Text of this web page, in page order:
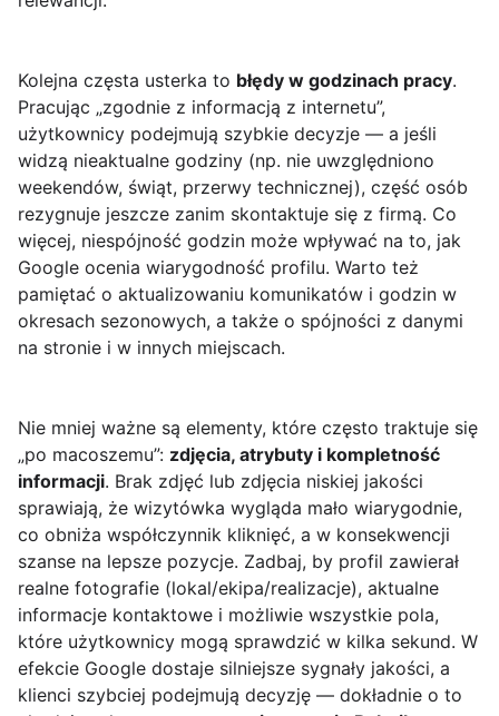
Kolejna częsta usterka to błędy w godzinach pracy.
Pracując „zgodnie z informacją z internetu”,
użytkownicy podejmują szybkie decyzje — a jeśli
widzą nieaktualne godziny (np. nie uwzględniono
weekendów, świąt, przerwy technicznej), część osób
rezygnuje jeszcze zanim skontaktuje się z firmą. Co
więcej, niespójność godzin może wpływać na to, jak
Google ocenia wiarygodność profilu. Warto też
pamiętać o aktualizowaniu komunikatów i godzin w
okresach sezonowych, a także o spójności z danymi
na stronie i w innych miejscach.
Nie mniej ważne są elementy, które często traktuje się
„po macoszemu”: zdjęcia, atrybuty i kompletność
informacji. Brak zdjęć lub zdjęcia niskiej jakości
sprawiają, że wizytówka wygląda mało wiarygodnie,
co obniża współczynnik kliknięć, a w konsekwencji
szanse na lepsze pozycje. Zadbaj, by profil zawierał
realne fotografie (lokal/ekipa/realizacje), aktualne
informacje kontaktowe i możliwie wszystkie pola,
które użytkownicy mogą sprawdzić w kilka sekund. W
efekcie Google dostaje silniejsze sygnały jakości, a
klienci szybciej podejmują decyzję — dokładnie o to